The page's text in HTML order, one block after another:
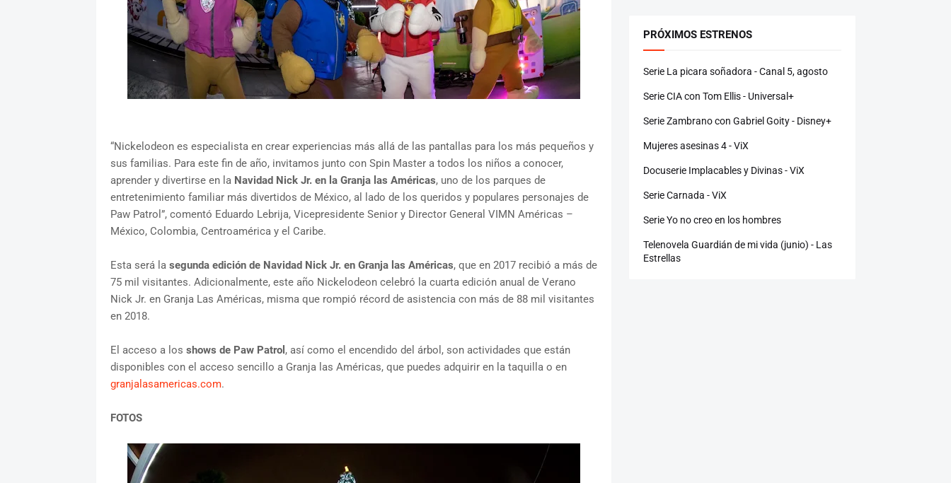
“Nickelodeon es especialista en crear experiencias más allá de las pantallas para los más pequeños y
sus familias. Para este fin de año, invitamos junto con Spin Master a todos los niños a conocer,
aprender y divertirse en la Navidad Nick Jr. en la Granja las Américas, uno de los parques de
entretenimiento familiar más divertidos de México, al lado de los queridos y populares personajes de
Paw Patrol”, comentó Eduardo Lebrija, Vicepresidente Senior y Director General VIMN Américas –
México, Colombia, Centroamérica y el Caribe.
Esta será la segunda edición de Navidad Nick Jr. en Granja las Américas, que en 2017 recibió a más de
75 mil visitantes. Adicionalmente, este año Nickelodeon celebró la cuarta edición anual de Verano
Nick Jr. en Granja Las Américas, misma que rompió récord de asistencia con más de 88 mil visitantes
en 2018.
El acceso a los shows de Paw Patrol , así como el encendido del árbol, son actividades que están
disponibles con el acceso sencillo a Granja las Américas, que puedes adquirir en la taquilla o en
granjalasamericas.com.
FOTOS
PRÓXIMOS ESTRENOS
Serie La picara soñadora - Canal 5, agosto
Serie CIA con Tom Ellis - Universal+
Serie Zambrano con Gabriel Goity - Disney+
Mujeres asesinas 4 - ViX
Docuserie Implacables y Divinas - ViX
Serie Carnada - ViX
Serie Yo no creo en los hombres
Telenovela Guardián de mi vida (junio) - Las
Estrellas